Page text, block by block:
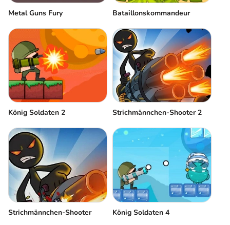
Metal Guns Fury Bataillonskommandeur
König Soldaten 2 Strichmännchen-Shooter 2
Strichmännchen-Shooter König Soldaten 4